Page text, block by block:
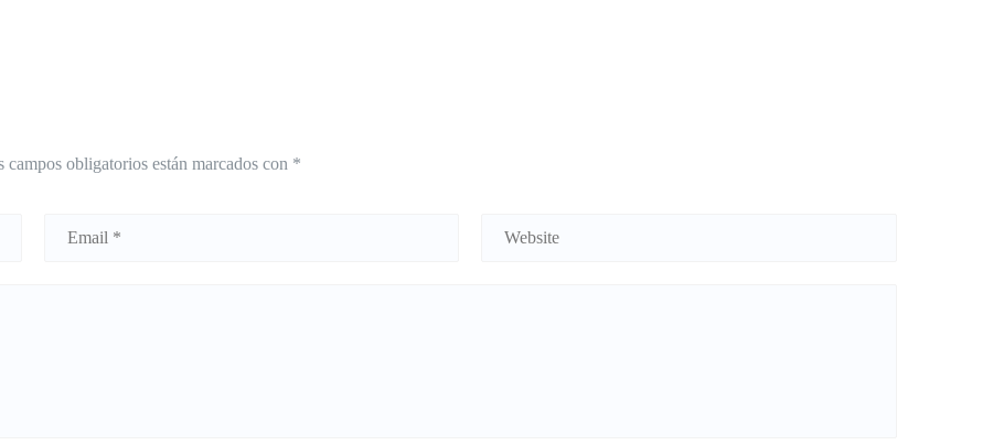
campos obligatorios están marcados con *